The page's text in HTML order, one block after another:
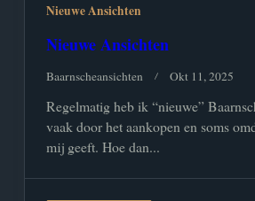
Nieuwe Ansichten
Nieuwe Ansichten
Baarnscheansichten Okt 11, 2025
Regelmatig heb ik “nieuwe”
vaak door het aankopen en soms
mij geeft. Hoe dan...